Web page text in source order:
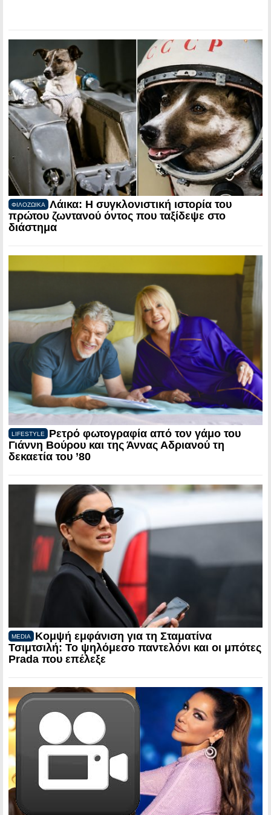
ΦΙΛΟΖΩΙΚΑ
Λάικα: Η συγκλονιστική ιστορία του
πρώτου ζωντανού όντος που ταξίδεψε στο
διάστημα
LIFESTYLE
Ρετρό φωτογραφία από τον γάμο του
Γιάννη Βούρου και της Άννας Αδριανού τη
δεκαετία του ’80
MEDIA
Κομψή εμφάνιση για τη Σταματίνα
Τσιμτσιλή: Το ψηλόμεσο παντελόνι και οι μπότες
Prada που επέλεξε